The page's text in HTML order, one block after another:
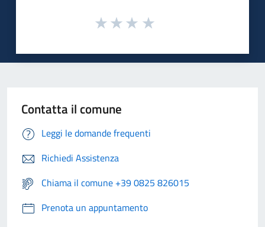
Contatta il comune
Leggi le domande frequenti
Richiedi Assistenza
Chiama il comune +39 0825 826015
Prenota un appuntamento